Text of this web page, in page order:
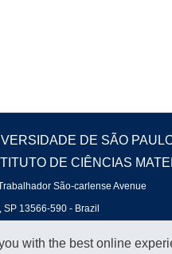
DE SÃO
DE CIÊNCIAS
São-carlense Avenue
SP 13566-590 - Brazil
with the best online